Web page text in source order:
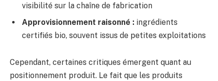
visibilité sur la chaîne de fabrication
Approvisionnement raisonné : ingrédients
certifiés bio, souvent issus de petites exploitations
Cependant, certaines critiques émergent quant au
positionnement produit. Le fait que les produits